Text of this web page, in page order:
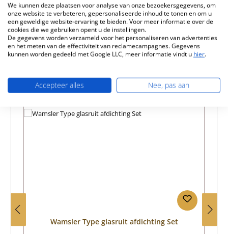
Eigenschappen
Informatie over productveiligheid
Wamsler Type glasruit afdichting Set
We kunnen deze plaatsen voor analyse van onze bezoekersgegevens, om
onze website te verbeteren, gepersonaliseerde inhoud te tonen en om u
een geweldige website-ervaring te bieden. Voor meer informatie over de
cookies die we gebruiken opent u de instellingen.
De gegevens worden verzameld voor het personaliseren van advertenties
en het meten van de effectiviteit van reclamecampagnes. Gegevens
kunnen worden gedeeld met Google LLC, meer informatie vindt u hier.
Accepteer alles Nee, pas aan